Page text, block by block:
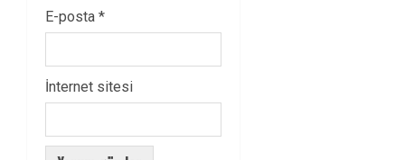
E-posta *
İnternet sitesi